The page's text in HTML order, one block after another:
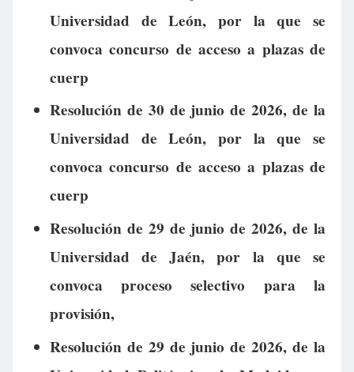
Universidad de León, por la que se
convoca concurso de acceso a plazas de
cuerp
Resolución de 30 de junio de 2026, de la
Universidad de León, por la que se
convoca concurso de acceso a plazas de
cuerp
Resolución de 29 de junio de 2026, de la
Universidad de Jaén, por la que se
convoca proceso selectivo para la
provisión,
Resolución de 29 de junio de 2026, de la